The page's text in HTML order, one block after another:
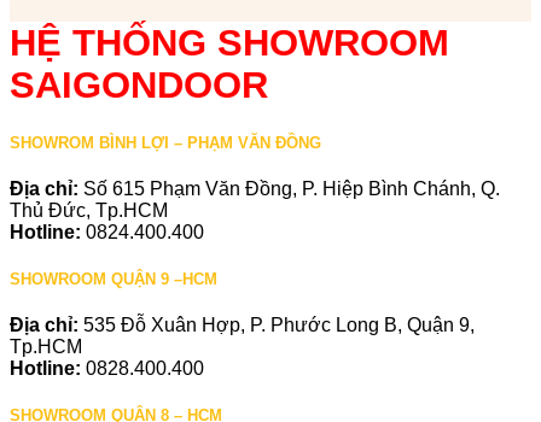
HỆ THỐNG SHOWROOM
SAIGONDOOR
SHOWROM BÌNH LỢI – PHẠM VĂN ĐỒNG
Địa chỉ: Số 615 Phạm Văn Đồng, P. Hiệp Bình Chánh, Q.
Thủ Đức, Tp.HCM
Hotline: 0824.400.400
SHOWROOM QUẬN 9 –HCM
Địa chỉ: 535 Đỗ Xuân Hợp, P. Phước Long B, Quận 9,
Tp.HCM
Hotline: 0828.400.400
SHOWROOM QUẬN 8 – HCM